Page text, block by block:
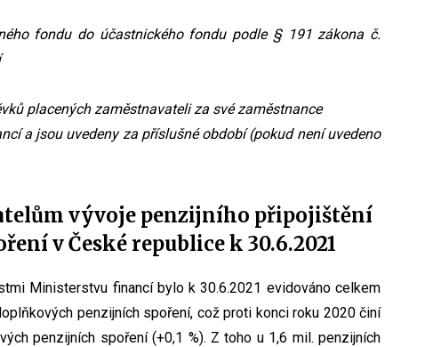
fondu do účastnického fondu podle § 191 zákona č.
placených zaměstnavateli za své zaměstnance
a jsou uvedeny za příslušné období (pokud není uvedeno
vývoje penzijního připojištění
v České republice k 30.6.2021
Ministerstvu financí bylo k 30.6.2021 evidováno celkem
penzijních spoření, což proti konci roku 2020 činí
penzijních spoření (+0,1 %). Z toho u 1,6 mil. penzijních